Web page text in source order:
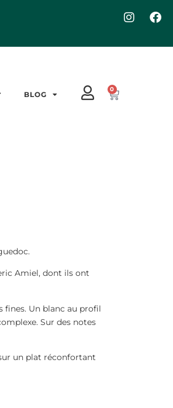
BLOG
0
Amiel, dont ils ont
fines. Un blanc au profil
Sur des notes
un plat réconfortant